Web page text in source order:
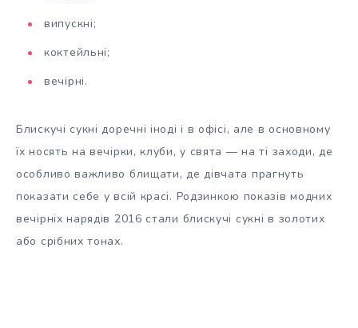
випускні;
коктейльні;
вечірні.
Блискучі сукні доречні іноді і в офісі, але в основному
їх носять на вечірки, клуби, у свята — на ті заходи, де
особливо важливо блищати, де дівчата прагнуть
показати себе у всій красі. Родзинкою показів модних
вечірніх нарядів 2016 стали блискучі сукні в золотих
або срібних тонах.